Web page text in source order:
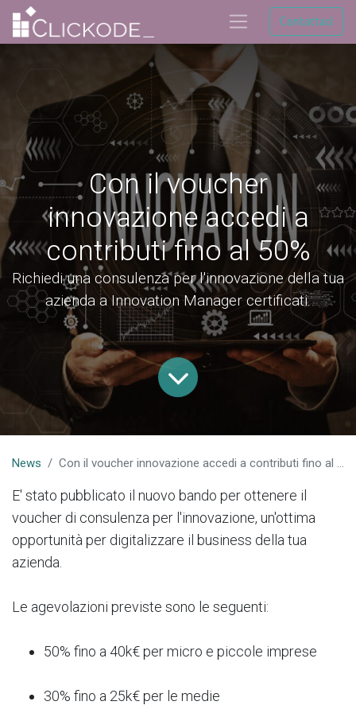
Contattaci
Con il voucher
innovazione accedi a
contributi fino al 50%​
Richiedi una consulenza per l'innovazione della tua
azienda a Innovation Manager certificati.
News Con il voucher innovazione accedi a contributi fino al 50%​
E' stato pubblicato il nuovo bando per ottenere il
voucher di consulenza per l'innovazione, un'ottima
opportunità per digitalizzare il business della tua
azienda.
Le agevolazioni previste sono le seguenti:
50% fino a 40k€ per micro e piccole imprese
30% fino a 25k€ per le medie